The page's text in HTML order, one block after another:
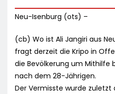
Neu-Isenburg (ots) –
(cb) Wo ist Ali Jangiri aus
fragt derzeit die Kripo in
die Bevölkerung um Mithilfe
nach dem 28-Jährigen.
Der Vermisste wurde zuletzt